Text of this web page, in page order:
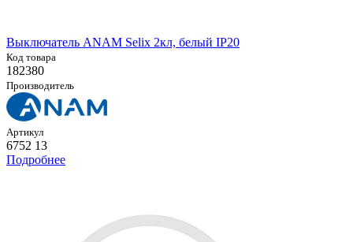
Выключатель ANAM Selix 2кл, белый IP20
Код товара
182380
Производитель
Артикул
6752 13
Подробнее